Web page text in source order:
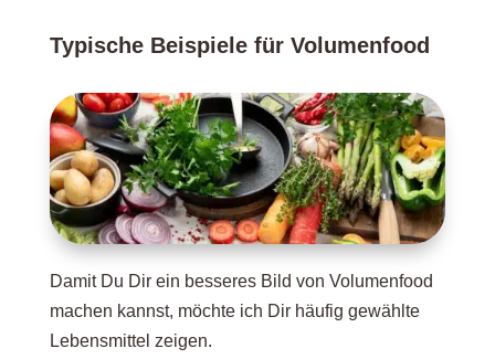
Typische Beispiele für Volumenfood
Damit Du Dir ein besseres Bild von Volumenfood
machen kannst, möchte ich Dir häufig gewählte
Lebensmittel zeigen.